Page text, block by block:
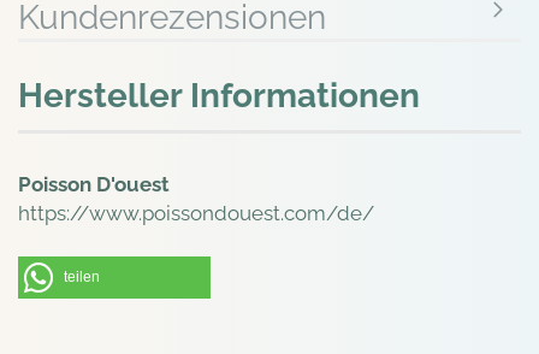
Kundenrezensionen
Hersteller Informationen
Poisson D'ouest
https://www.poissondouest.com/de/
teilen